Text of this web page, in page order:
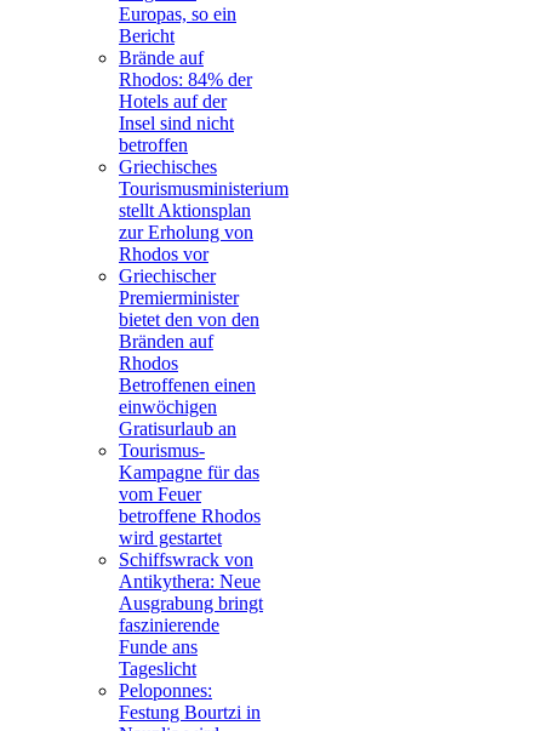
Europas, so ein
Bericht
Brände auf
Rhodos: 84% der
Hotels auf der
Insel sind nicht
betroffen
Griechisches
Tourismusministerium
stellt Aktionsplan
zur Erholung von
Rhodos vor
Griechischer
Premierminister
bietet den von den
Bränden auf
Rhodos
Betroffenen einen
einwöchigen
Gratisurlaub an
Tourismus-
Kampagne für das
vom Feuer
betroffene Rhodos
wird gestartet
Schiffswrack von
Antikythera: Neue
Ausgrabung bringt
faszinierende
Funde ans
Tageslicht
Peloponnes:
Festung Bourtzi in